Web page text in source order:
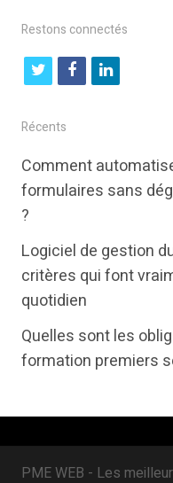
Restons connectés
t
i
t
r
f
b
k
l
k
e
n
Récents
Comment
formulaires sans
?
Logiciel de gestion
critères qui font
quotidien
Quelles sont les
formation premiers
PME WEB - Les